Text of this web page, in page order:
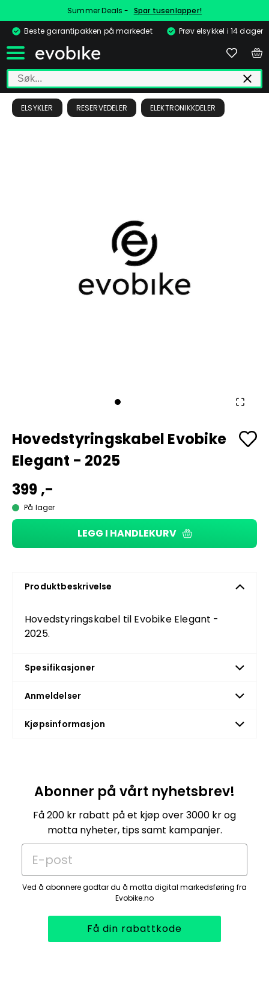
Summer Deals - Spar tusenlapper!
Beste garantipakken på markedet
Prøv elsykkel i 14 dager
ELSYKLER RESERVEDELER ELEKTRONIKKDELER
Hovedstyringskabel Evobike
Elegant - 2025
399 ,-
På lager
LEGG I HANDLEKURV
Produktbeskrivelse
Hovedstyringskabel til Evobike Elegant -
2025.
Spesifikasjoner
Anmeldelser
Kjøpsinformasjon
Abonner på vårt nyhetsbrev!
Få 200 kr rabatt på et kjøp over 3000 kr og
motta nyheter, tips samt kampanjer.
E-post
Ved å abonnere godtar du å motta digital markedsføring fra
Evobike.no
Få din rabattkode